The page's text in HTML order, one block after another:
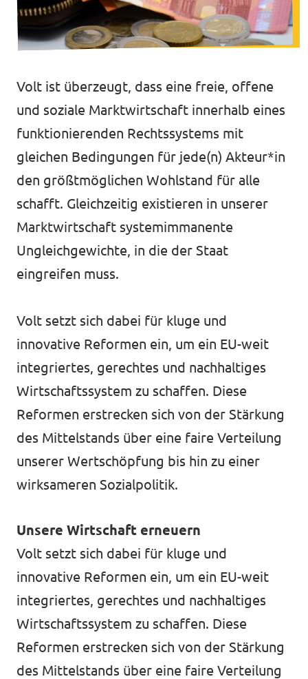
Unsere Events
Deine Spende für Volt!
Jobs bei Volt
Transparenz
Impressum
Volt ist überzeugt, dass eine freie, offene
und soziale Marktwirtschaft innerhalb eines
funktionierenden Rechtssystems mit
gleichen Bedingungen für jede(n) Akteur*in
den größtmöglichen Wohlstand für alle
schafft. Gleichzeitig existieren in unserer
Marktwirtschaft systemimmanente
Ungleichgewichte, in die der Staat
eingreifen muss.
Volt setzt sich dabei für kluge und
innovative Reformen ein, um ein EU-weit
integriertes, gerechtes und nachhaltiges
Wirtschaftssystem zu schaffen. Diese
Reformen erstrecken sich von der Stärkung
des Mittelstands über eine faire Verteilung
unserer Wertschöpfung bis hin zu einer
wirksameren Sozialpolitik.
Unsere Wirtschaft erneuern
Volt setzt sich dabei für kluge und
innovative Reformen ein, um ein EU-weit
integriertes, gerechtes und nachhaltiges
Wirtschaftssystem zu schaffen. Diese
Reformen erstrecken sich von der Stärkung
des Mittelstands über eine faire Verteilung